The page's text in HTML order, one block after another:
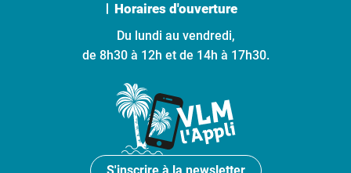
Horaires d'ouverture
Du lundi au vendredi,
de 8h30 à 12h et de 14h à 17h30.